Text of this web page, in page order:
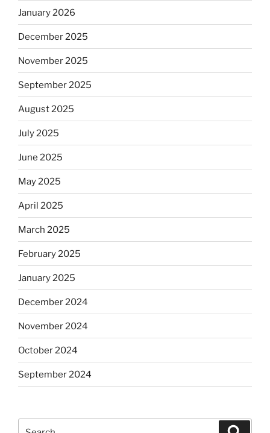
January 2026
December 2025
November 2025
September 2025
August 2025
July 2025
June 2025
May 2025
April 2025
March 2025
February 2025
January 2025
December 2024
November 2024
October 2024
September 2024